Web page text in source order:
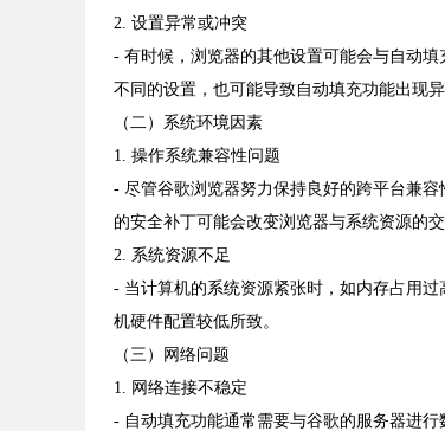
2. 设置异常或冲突
- 有时候，浏览器的其他设置可能会与自动
不同的设置，也可能导致自动填充功能出现异
（二）系统环境因素
1. 操作系统兼容性问题
- 尽管谷歌浏览器努力保持良好的跨平台兼
的安全补丁可能会改变浏览器与系统资源的
2. 系统资源不足
- 当计算机的系统资源紧张时，如内存占用
机硬件配置较低所致。
（三）网络问题
1. 网络连接不稳定
- 自动填充功能通常需要与谷歌的服务器进